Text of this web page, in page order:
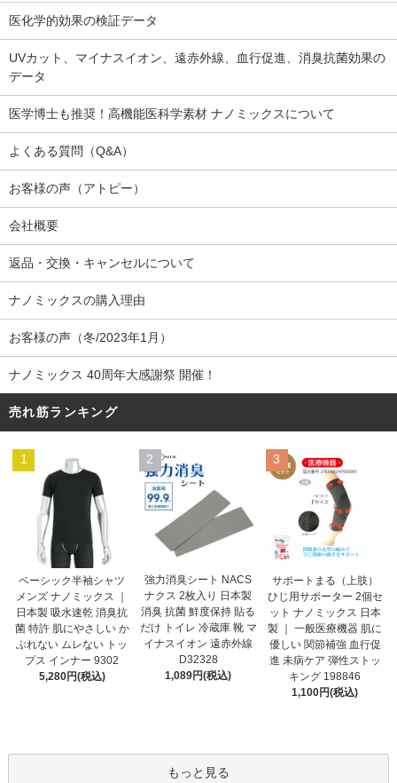
医化学的効果の検証データ
UVカット、マイナスイオン、遠赤外線、血行促進、消臭抗菌効果の
データ
医学博士も推奨！高機能医科学素材 ナノミックスについて
よくある質問（Q&A）
お客様の声（アトピー）
会社概要
返品・交換・キャンセルについて
ナノミックスの購入理由
お客様の声（冬/2023年1月）
ナノミックス 40周年大感謝祭 開催！
売れ筋ランキング
1
ベーシック半袖シャツ
メンズ ナノミックス ｜
日本製 吸水速乾 消臭抗
菌 特許 肌にやさしい か
ぶれない ムレない トッ
プス インナー 9302
5,280円(税込)
2
強力消臭シート NACS
ナクス 2枚入り 日本製
消臭 抗菌 鮮度保持 貼る
だけ トイレ 冷蔵庫 靴 マ
イナスイオン 遠赤外線
D32328
1,089円(税込)
3
サポートまる（上肢）
ひじ用サポーター 2個セ
ット ナノミックス 日本
製 ｜ 一般医療機器 肌に
優しい 関節補強 血行促
進 未病ケア 弾性ストッ
キング 198846
1,100円(税込)
もっと見る